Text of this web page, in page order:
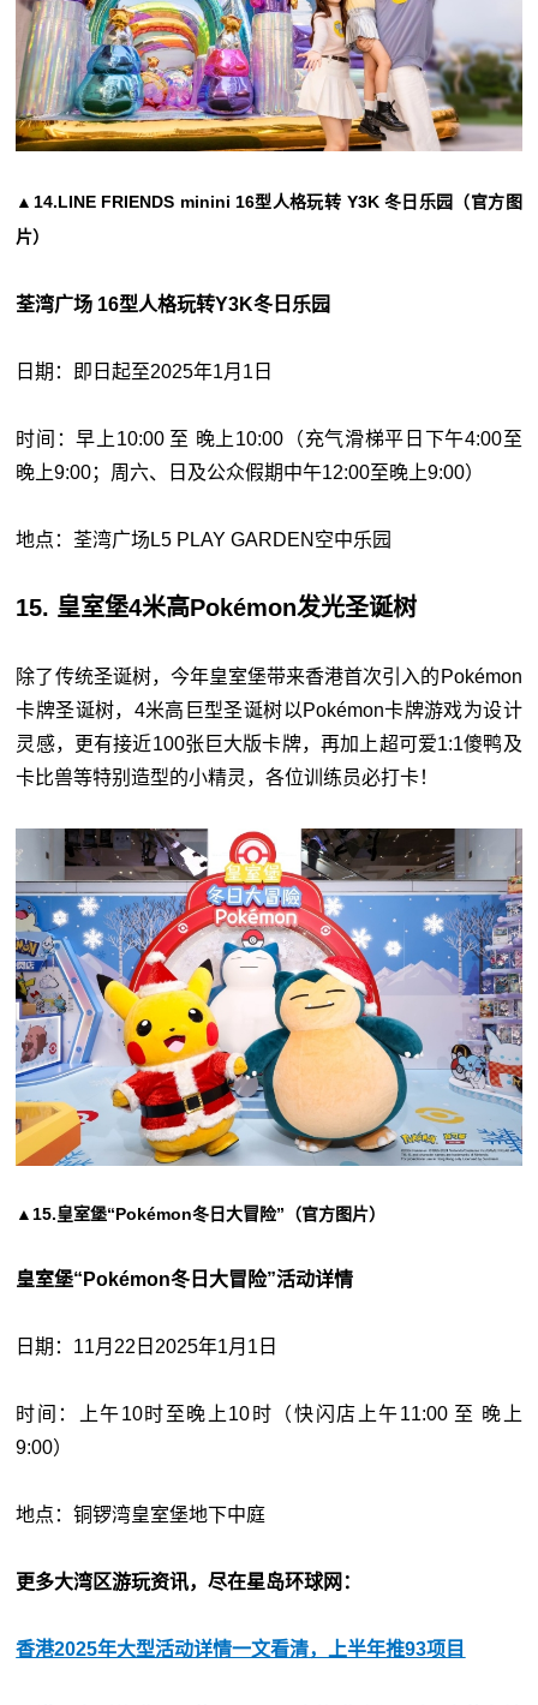
▲14.LINE FRIENDS minini 16型人格玩转 Y3K 冬日乐园（官方图
片）
荃湾广场 16型人格玩转Y3K冬日乐园
日期：即日起至2025年1月1日
时间：早上10:00 至 晚上10:00（充气滑梯平日下午4:00至
晚上9:00；周六、日及公众假期中午12:00至晚上9:00）
地点：荃湾广场L5 PLAY GARDEN空中乐园
15. 皇室堡4米高Pokémon发光圣诞树
除了传统圣诞树，今年皇室堡带来香港首次引入的Pokémon
卡牌圣诞树，4米高巨型圣诞树以Pokémon卡牌游戏为设计
灵感，更有接近100张巨大版卡牌，再加上超可爱1:1傻鸭及
卡比兽等特别造型的小精灵，各位训练员必打卡！
▲15.皇室堡“Pokémon冬日大冒险”（官方图片）
皇室堡“Pokémon冬日大冒险”活动详情
日期：11月22日2025年1月1日
时间：上午10时至晚上10时（快闪店上午11:00 至 晚上
9:00）
地点：铜锣湾皇室堡地下中庭
更多大湾区游玩资讯，尽在星岛环球网：
香港2025年大型活动详情一文看清，上半年推93项目